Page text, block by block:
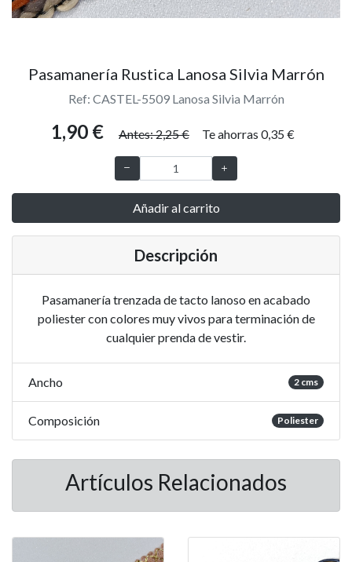
Pasamanería Rustica Lanosa Silvia Marrón
Ref: CASTEL-5509 Lanosa Silvia Marrón
1,90 € Antes: 2,25 € Te ahorras 0,35 €
Añadir al carrito
Descripción
Pasamanería trenzada de tacto lanoso en acabado
poliester con colores muy vivos para terminación de
cualquier prenda de vestir.
Ancho 2 cms
Composición Poliester
Artículos Relacionados